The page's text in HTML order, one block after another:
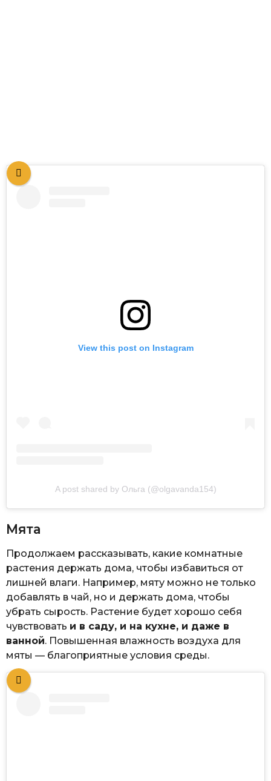
View this post on Instagram
A post shared by Ольга (@olgavanda154)
Мята
Продолжаем рассказывать, какие комнатные
растения держать дома, чтобы избавиться от
лишней влаги. Например, мяту можно не только
добавлять в чай, но и держать дома, чтобы
убрать сырость. Растение будет хорошо себя
чувствовать и в саду, и на кухне, и даже в
ванной. Повышенная влажность воздуха для
мяты — благоприятные условия среды.